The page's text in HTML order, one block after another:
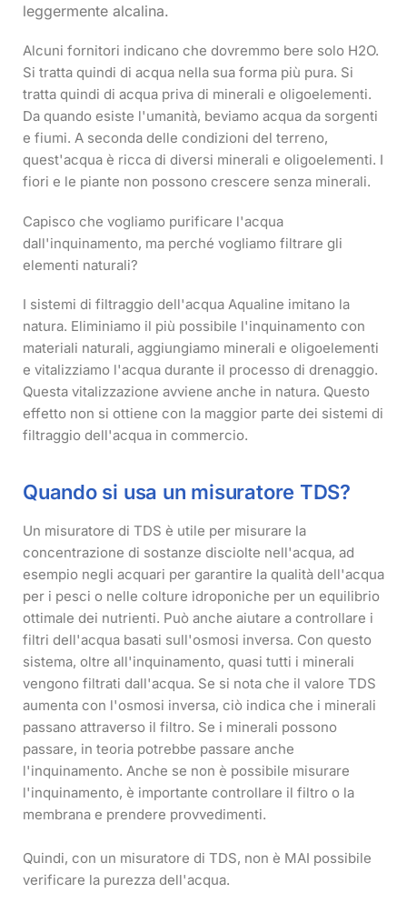
leggermente alcalina.
Alcuni fornitori indicano che dovremmo bere solo H2O.
Si tratta quindi di acqua nella sua forma più pura. Si
tratta quindi di acqua priva di minerali e oligoelementi.
Da quando esiste l'umanità, beviamo acqua da sorgenti
e fiumi. A seconda delle condizioni del terreno,
quest'acqua è ricca di diversi minerali e oligoelementi. I
fiori e le piante non possono crescere senza minerali.
Capisco che vogliamo purificare l'acqua
dall'inquinamento, ma perché vogliamo filtrare gli
elementi naturali?
I sistemi di filtraggio dell'acqua Aqualine imitano la
natura. Eliminiamo il più possibile l'inquinamento con
materiali naturali, aggiungiamo minerali e oligoelementi
e vitalizziamo l'acqua durante il processo di drenaggio.
Questa vitalizzazione avviene anche in natura. Questo
effetto non si ottiene con la maggior parte dei sistemi di
filtraggio dell'acqua in commercio.
Quando si usa un misuratore TDS?
Un misuratore di TDS è utile per misurare la
concentrazione di sostanze disciolte nell'acqua, ad
esempio negli acquari per garantire la qualità dell'acqua
per i pesci o nelle colture idroponiche per un equilibrio
ottimale dei nutrienti. Può anche aiutare a controllare i
filtri dell'acqua basati sull'osmosi inversa. Con questo
sistema, oltre all'inquinamento, quasi tutti i minerali
vengono filtrati dall'acqua. Se si nota che il valore TDS
aumenta con l'osmosi inversa, ciò indica che i minerali
passano attraverso il filtro. Se i minerali possono
passare, in teoria potrebbe passare anche
l'inquinamento. Anche se non è possibile misurare
l'inquinamento, è importante controllare il filtro o la
membrana e prendere provvedimenti.
Quindi, con un misuratore di TDS, non è MAI possibile
verificare la purezza dell'acqua.